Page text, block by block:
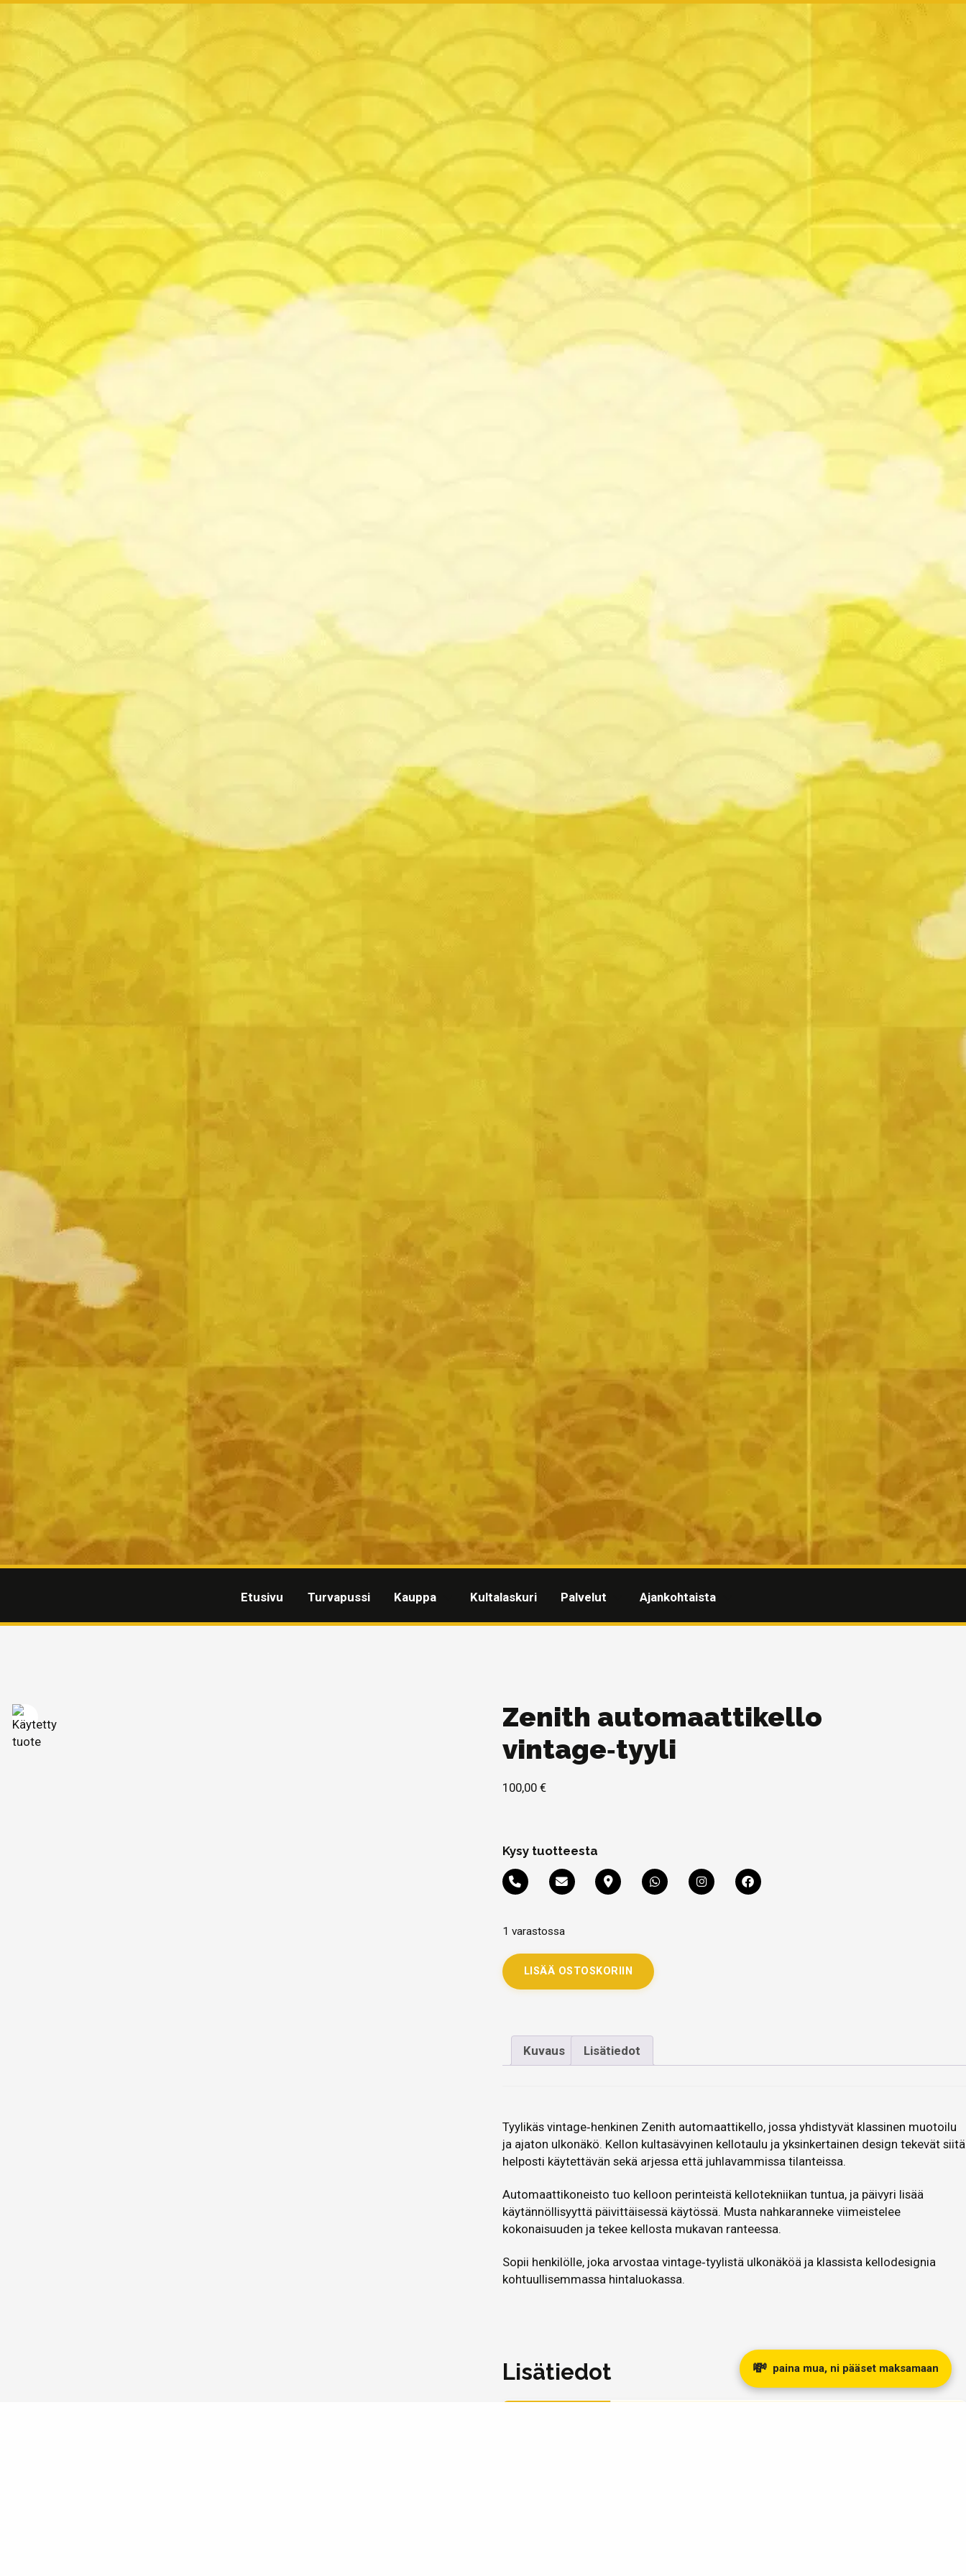
Etusivu Turvapussi Kauppa Kultalaskuri Palvelut Ajankohtaista
Zenith automaattikello
vintage‑tyyli
100,00 €
Kysy tuotteesta
1 varastossa
LISÄÄ OSTOSKORIIN
Kuvaus Lisätiedot
Tyylikäs vintage‑henkinen Zenith automaattikello, jossa yhdistyvät klassinen muotoilu
ja ajaton ulkonäkö. Kellon kultasävyinen kellotaulu ja yksinkertainen design tekevät siitä
helposti käytettävän sekä arjessa että juhlavammissa tilanteissa.
Automaattikoneisto tuo kelloon perinteistä kellotekniikan tuntua, ja päivyri lisää
käytännöllisyyttä päivittäisessä käytössä. Musta nahkaranneke viimeistelee
kokonaisuuden ja tekee kellosta mukavan ranteessa.
Sopii henkilölle, joka arvostaa vintage‑tyylistä ulkonäköä ja klassista kellodesignia
kohtuullisemmassa hintaluokassa.
Lisätiedot 💸 paina mua, ni pääset maksamaan